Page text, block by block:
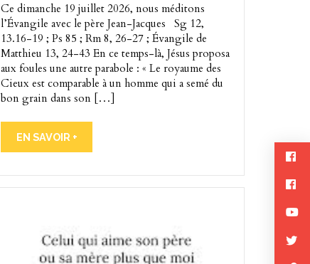
Ce dimanche 19 juillet 2026, nous méditons
l’Évangile avec le père Jean-Jacques Sg 12,
13.16-19 ; Ps 85 ; Rm 8, 26-27 ; Évangile de
Matthieu 13, 24-43 En ce temps-là, Jésus proposa
aux foules une autre parabole : « Le royaume des
Cieux est comparable à un homme qui a semé du
bon grain dans son […]
EN SAVOIR +